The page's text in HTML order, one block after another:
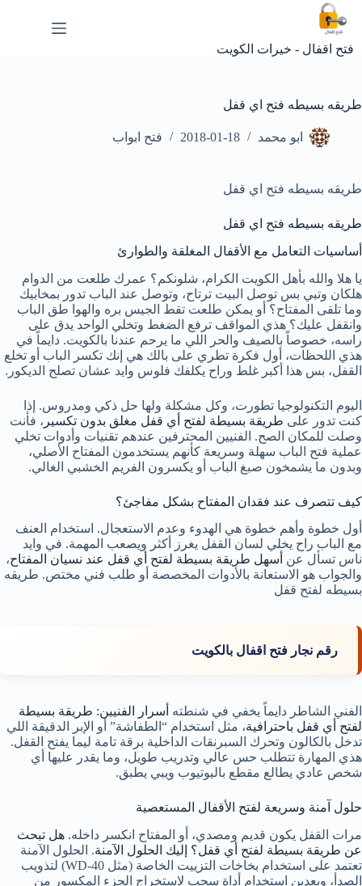
التجاوز
إلى
المحتوى
فتح اقفال - خيرات الكويت
طريقه بسيطه فتح اي قفل
ابو محمد 2018-01-18 فتح ابواب
طريقه بسيطه فتح اي قفل
طريقه بسيطه فتح اي قفل
أساسيات التعامل مع الأقفال المغلقة والطوارئ
يا هلا والله بأهل الكويت الكرام، شلونكم؟ عمرك طلعت من الدوام
هلكان وتبي بس توصل البيت ترتاح، وتوصل عند الباب تدور بمخابيك
وما تلقى المفتاح؟ أو يمكن طلعت تقط الجيس بره والهوا طق الباب
وانقفل عليك؟ هذي المواقف ترفع الضغط وتخلي الواحد يدق على
راسه، خصوصاً بالصيف والحر اللي ما يرحم عندنا بالكويت. دايماً في
هذي اللحظات، أول فكرة تطري على بالك هي إنك تكسر الباب أو تخلع
القفل، بس هذا أكبر غلط وراح يكلفك فلوس وايد عشان تصلح الديكور.
اليوم التكنولوجيا تطورت، وكل مشكلة ولها حل ذكي ومدروس. إذا
كنت تدور على طريقة بسيطة لفتح أي قفل مغلق بدون تكسير ، فأنت
وصلت للمكان الصح. الفنيين المحترفين عندهم تقنيات وأدوات تخلي
عملية فتح الباب سهلة وسريعة كأنهم يستخدمون المفتاح الأصلي،
وبدون ما يشمخون صبغ الباب أو يكسرون الفريم الخشبي الغالي.
كيف تتصرف عند فقدان المفتاح بشكل مفاجئ؟
أول خطوة وأهم خطوة هي الهدوء وعدم الاستعجال. استخدام العنف
مع الباب راح يخلي لسان القفل يغرز أكثر ويصعب المهمة. في وايد
ناس تسأل عن أسهل طريقة بسيطة لفتح أي قفل عند نسيان المفتاح،
والجواب هو الاستعانة بالأدوات المخصصة أو طلب فني مختص. طريقه
بسيطه لفتح قفل
رقم نجار فتح اقفال بالكويت
الفني الشاطر دايماً يخفي في شنطته أسرار الفنيين: طريقة بسيطة
لفتح أي قفل باحترافية، مثل استخدام “الطفاشة” أو الإبر الدقيقة اللي
تدخل بالكالون وتحرك السبرنقات الداخلية برقة تامة ليما يفتح القفل.
هذي المهارة تتطلب حس عالي وتدريب طويل، وما يقدر عليها أي
شخص عادي يطالع مقطع باليوتيوب ويبي يطبق.
حلول آمنة وسريعة لفتح الأقفال المستعصية
مرات القفل يكون قديم ومصدي، أو المفتاح انكسر داخله. هل تبحث
عن طريقة بسيطة لفتح أي قفل؟ إليك الحلول الآمنة. الحلول الآمنة
تعتمد على استخدام بخاخات التزييت الخاصة (مثل WD-40) لتذويب
الصدأ، وبعدين استخدام أداة سحب لاستخراج الجزء المكسور من